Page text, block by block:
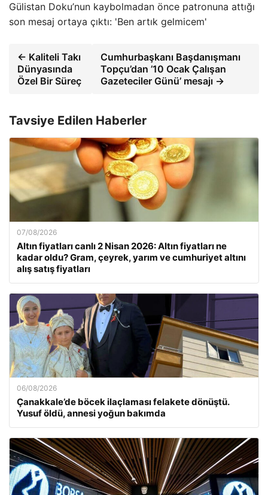
Gülistan Doku’nun kaybolmadan önce patronuna attığı
son mesaj ortaya çıktı: 'Ben artık gelmicem'
← Kaliteli Takı
Dünyasında
Özel Bir Süreç
Cumhurbaşkanı Başdanışmanı
Topçu’dan ’10 Ocak Çalışan
Gazeteciler Günü’ mesajı →
Tavsiye Edilen Haberler
07/08/2026
Altın fiyatları canlı 2 Nisan 2026: Altın fiyatları ne
kadar oldu? Gram, çeyrek, yarım ve cumhuriyet altını
alış satış fiyatları
06/08/2026
Çanakkale’de böcek ilaçlaması felakete dönüştü.
Yusuf öldü, annesi yoğun bakımda